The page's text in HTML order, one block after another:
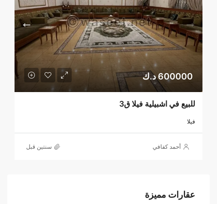
600000 د.ك
للبيع في اشبيلية فيلا ق3
فيلا
أحمد كفافي ‏سنتين قبل
عقارات مميزة